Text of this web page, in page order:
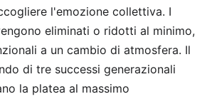
l'emozione collettiva. I
eliminati o ridotti al minimo,
a un cambio di atmosfera. Il
di tre successi generazionali
la platea al massimo